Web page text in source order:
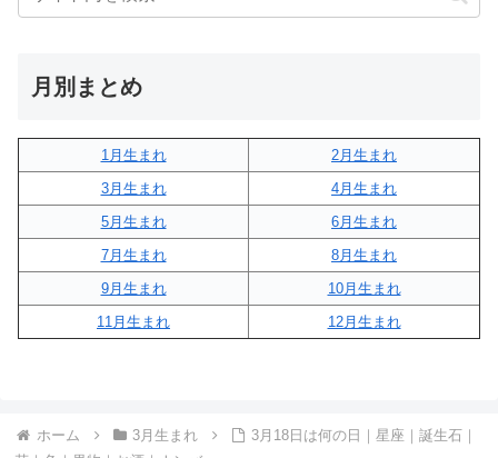
月別まとめ
1月生まれ
2月生まれ
3月生まれ
4月生まれ
5月生まれ
6月生まれ
7月生まれ
8月生まれ
9月生まれ
10月生まれ
11月生まれ
12月生まれ
ホーム 3月生まれ
3月18日は何の日｜星座｜誕生石｜